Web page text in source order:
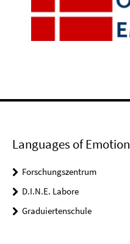
Languages of Emotion
Forschungszentrum
D.I.N.E. Labore
Graduiertenschule